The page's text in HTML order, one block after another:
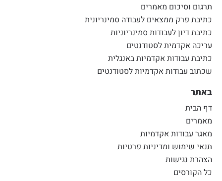
תרגום וסיכום מאמרים
כתיבת פרק ממצאים לעבודה סמינריונית
כתיבת דיון לעבודות סמינריוניות
עריכה אקדמית לסטודנטים
כתיבת עבודות אקדמיות באנגלית
שכתוב עבודות אקדמיות לסטודנטים
באתר
דף הבית
מאמרים
מאגר עבודות אקדמיות
תנאי שימוש ומדיניות פרטיות
הצהרת נגישות
כל הקורסים